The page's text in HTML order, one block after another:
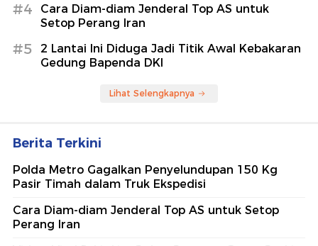
#4
Cara Diam-diam Jenderal Top AS untuk
Setop Perang Iran
#5
2 Lantai Ini Diduga Jadi Titik Awal Kebakaran
Gedung Bapenda DKI
Lihat Selengkapnya
Berita Terkini
Polda Metro Gagalkan Penyelundupan 150 Kg
Pasir Timah dalam Truk Ekspedisi
Cara Diam-diam Jenderal Top AS untuk Setop
Perang Iran